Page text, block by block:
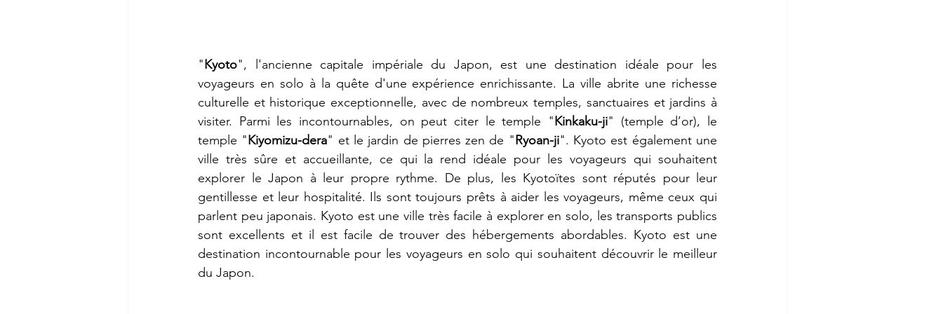
"Kyoto", l'ancienne capitale impériale du Japon, est une destination idéale pour les
voyageurs en solo à la quête d'une expérience enrichissante. La ville abrite une richesse
culturelle et historique exceptionnelle, avec de nombreux temples, sanctuaires et jardins à
visiter. Parmi les incontournables, on peut citer le temple "Kinkaku-ji" (temple d’or), le
temple "Kiyomizu-dera" et le jardin de pierres zen de "Ryoan-ji". Kyoto est également une
ville très sûre et accueillante, ce qui la rend idéale pour les voyageurs qui souhaitent
explorer le Japon à leur propre rythme. De plus, les Kyotoïtes sont réputés pour leur
gentillesse et leur hospitalité. Ils sont toujours prêts à aider les voyageurs, même ceux qui
parlent peu japonais. Kyoto est une ville très facile à explorer en solo, les transports publics
sont excellents et il est facile de trouver des hébergements abordables. Kyoto est une
destination incontournable pour les voyageurs en solo qui souhaitent découvrir le meilleur
du Japon.